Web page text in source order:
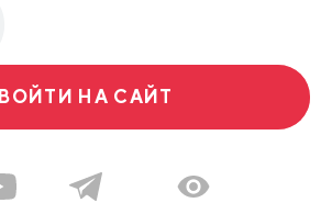
ВОЙТИ НА САЙТ